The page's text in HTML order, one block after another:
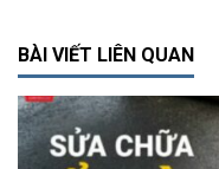
BÀI VIẾT LIÊN QUAN